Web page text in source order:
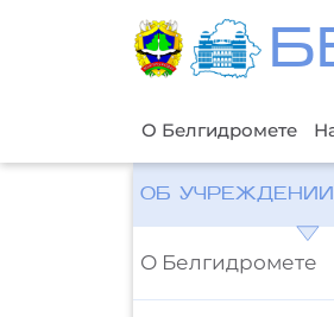
О Белгидромете
ОБ УЧРЕЖДЕНИИ
О Белгидромете